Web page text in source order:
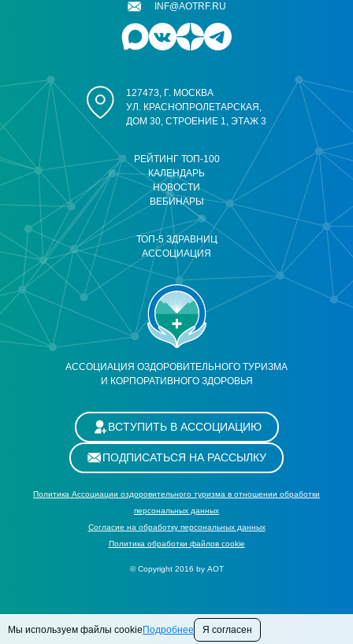
АССОЦИАЦИЯ ОЗДОРОВИТЕЛЬНОГО ТУРИЗМА
И КОРПОРАТИВНОГО ЗДОРОВЬЯ
РЕЙТИНГ ТОП-100
КАЛЕНДАРЬ
НОВОСТИ
ВЕБИНАРЫ
ТОП-5 ЗДРАВНИЦ
АССОЦИАЦИЯ
127473, Г. МОСКВА
УЛ. КРАСНОПРОЛЕТАРСКАЯ,
ДОМ 30, СТРОЕНИЕ 1, ЭТАЖ 3
INF@AOTRF.RU
ВСТУПИТЬ В АССОЦИАЦИЮ
ПОДПИСАТЬСЯ НА РАССЫЛКУ
Политика Ассоциации оздоровительного туризма в отношении обработки
персональных данных
Cогласие на обработку персональных данных
Политика обработки файлов cookie
© Copyright 2016 by АОТ
Мы используем файлы cookie Подробнее Я согласен